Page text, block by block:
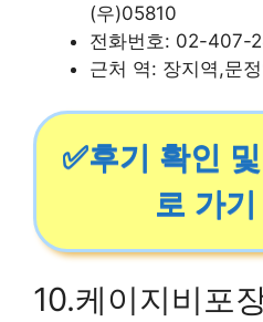
(우)05810
전화번호: 02-407-
근처 역: 장지역,문
✅후기 확인
로 가
10.케이지비포